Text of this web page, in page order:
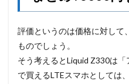
評価というのは価格に対して
ものでしょう。
そう考えるとLiquid Z330は
で買えるLTEスマホとしては